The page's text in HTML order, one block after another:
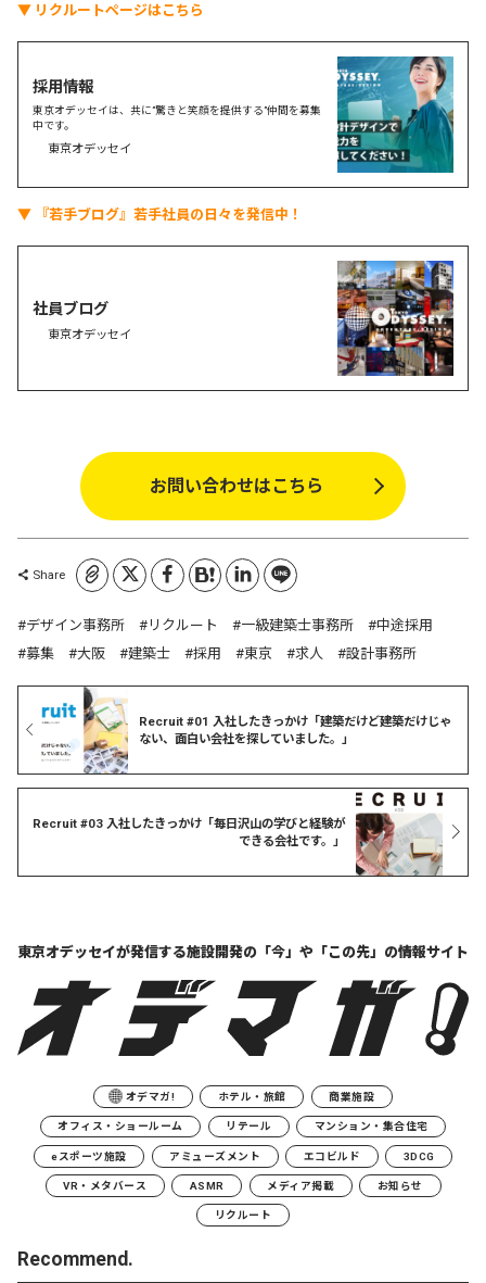
▼ リクルートページはこちら
採用情報
東京オデッセイは、共に”驚きと笑顔を提供する”仲間を募集
中です。
東京オデッセイ
▼ 『若手ブログ』若手社員の日々を発信中！
社員ブログ
東京オデッセイ
お問い合わせはこちら
Shareコピーしました
デザイン事務所 リクルート 一級建築士事務所
中途採用
募集
大阪 建築士 採用 東京 求人 設計事務所
Recruit #01 入社したきっかけ「建築だけど建築だけじゃ
ない、面白い会社を探していました。」
Recruit #03 入社したきっかけ「毎日沢山の学びと経験が
できる会社です。」
東京オデッセイが発信する施設開発の「今」や「この先」の情報サイト
オデマガ! ホテル・旅館 商業施設
オフィス・ショールーム リテール マンション・集合住宅
eスポーツ施設 アミューズメント エコビルド 3DCG
VR・メタバース ASMR メディア掲載 お知らせ
リクルート
Recommend.